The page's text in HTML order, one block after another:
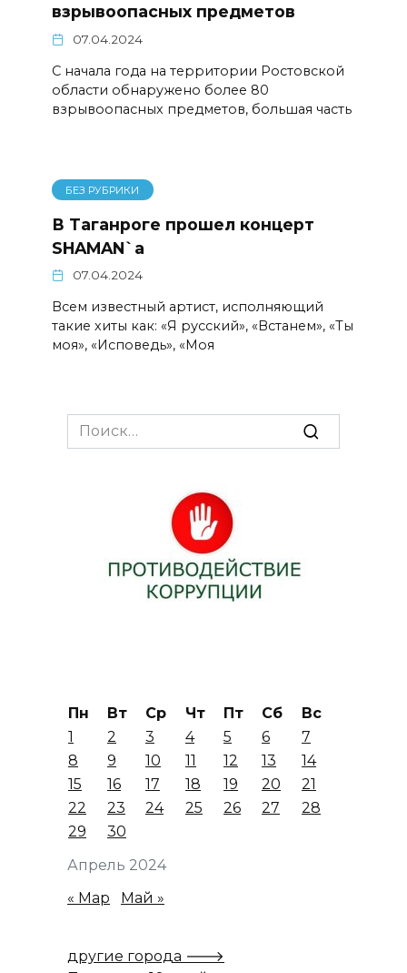
взрывоопасных предметов
07.04.2024
С начала года на территории Ростовской
области обнаружено более 80
взрывоопасных предметов, большая часть
БЕЗ РУБРИКИ
В Таганроге прошел концерт
SHAMAN`а
07.04.2024
Всем известный артист, исполняющий
такие хиты как: «Я русский», «Встанем», «Ты
моя», «Исповедь», «Моя
Search
for:
Апрель 2024
Пн Вт Ср Чт Пт Сб
Вс
1
2 3 4 5 6
7
8
9 10 11 12 13
14
15
16 17 18 19 20
21
22
23 24 25 26 27
28
29
30
« Мар Май »
другие города 🡒